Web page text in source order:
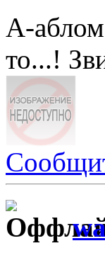
А-
то...!